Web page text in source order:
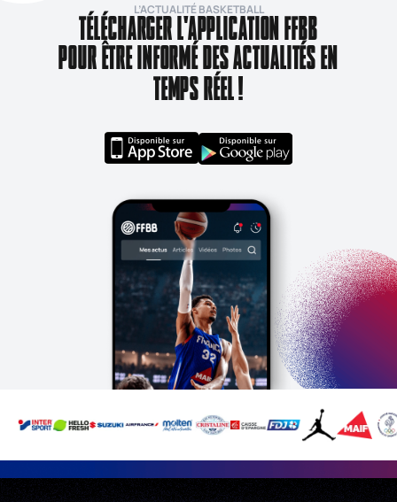
L’ACTUALITÉ BASKETBALL
TÉLÉCHARGER L'APPLICATION FFBB
POUR ÊTRE INFORMÉ DES ACTUALITÉS EN
TEMPS RÉEL !